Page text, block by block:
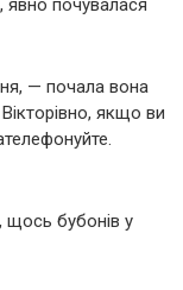
почувалася
— почала вона
якщо ви
щось бубонів у